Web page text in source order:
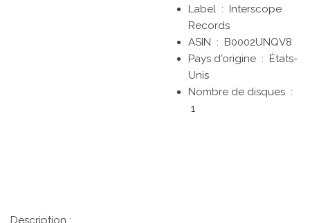
Label ‏ : ‎ Interscope
Records
ASIN ‏ : ‎ B0002UNQV8
Pays d'origine ‏ : ‎ États-
Unis
Nombre de disques ‏ :
1
Description :